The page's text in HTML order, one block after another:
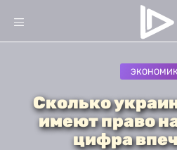
Сколько
имеют право
цифра